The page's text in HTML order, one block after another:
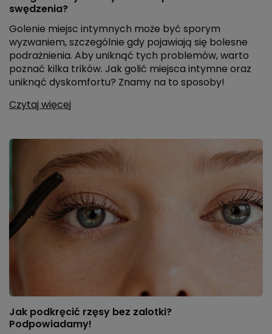
swędzenia?
Golenie miejsc intymnych może być sporym
wyzwaniem, szczególnie gdy pojawiają się bolesne
podrażnienia. Aby uniknąć tych problemów, warto
poznać kilka trików. Jak golić miejsca intymne oraz
uniknąć dyskomfortu? Znamy na to sposoby!
Czytaj więcej
Jak podkręcić rzęsy bez zalotki?
Podpowiadamy!